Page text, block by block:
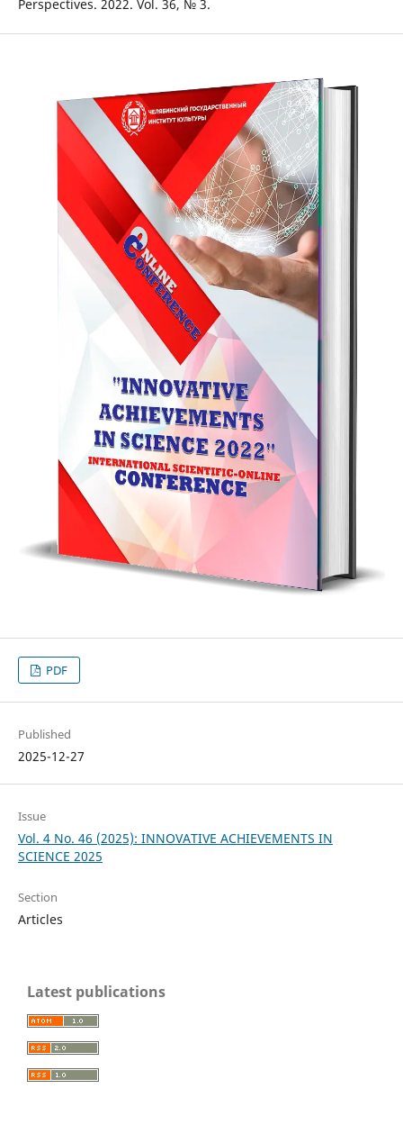
Perspectives. 2022. Vol. 36, № 3.
PDF
Published
2025-12-27
Issue
Vol. 4 No. 46 (2025): INNOVATIVE ACHIEVEMENTS IN
SCIENCE 2025
Section
Articles
Latest publications